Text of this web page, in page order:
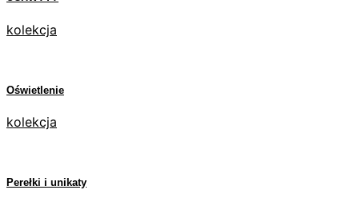
kolekcja
Oświetlenie
kolekcja
Perełki i unikaty